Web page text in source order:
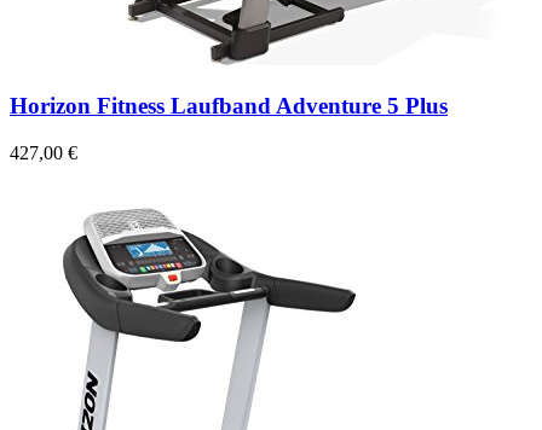
Horizon Fitness Laufband Adventure 5 Plus
427,00 €